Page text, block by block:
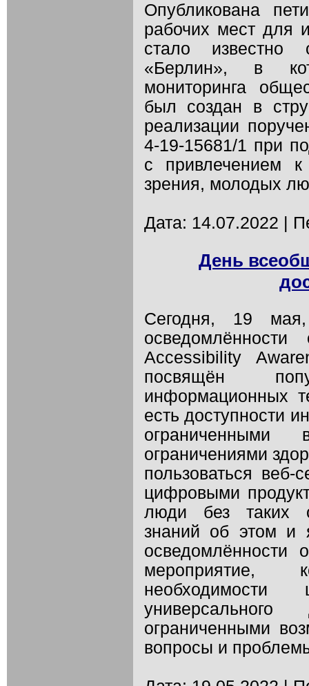
Опубликована
рабочих мест для
стало известно
«Берлин», в
мониторинга
был создан в
реализации
4-19-15681/1 при
с привлечением
зрения, молодых
Дата: 14.07.2022 |
День
Сегодня, 19
Accessibility
посвящён
информационных
есть доступности
ограниченными
ограничениями
пользоваться веб-
цифровыми
люди без таких
знаний об этом и
осведомлённости
мероприятие,
ограниченными
вопросы и